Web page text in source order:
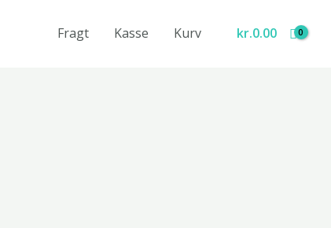
Fragt Kasse Kurv kr.0.00